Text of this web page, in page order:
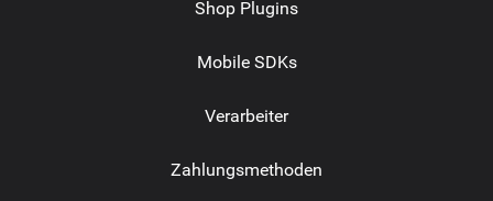
Shop Plugins
Mobile SDKs
Verarbeiter
Zahlungsmethoden